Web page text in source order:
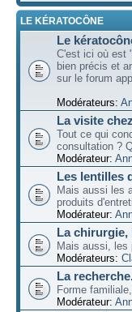
LE KÉRATOCÔNE
Le
C'est ici où est
bien précis et
sur le forum
Modérateurs:
La visite
Tout ce qui
consultation ?
Modérateur:
Les lentilles
Mais aussi les
produits
Modérateur:
La chirurgie,
Mais aussi, les
Modérateurs:
La
Forme
Modérateur: